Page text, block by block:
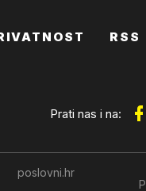
RSS
Prati nas i na:
poslovni.hr